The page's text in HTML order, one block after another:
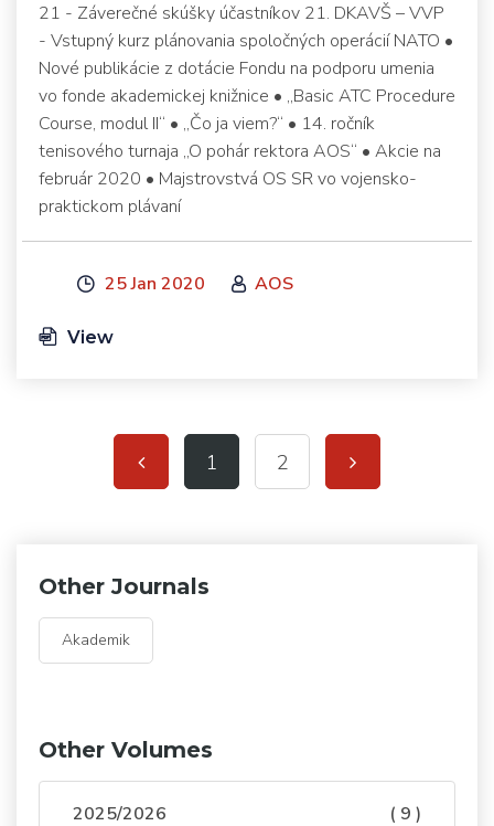
21 - Záverečné skúšky účastníkov 21. DKAVŠ – VVP
- Vstupný kurz plánovania spoločných operácií NATO •
Nové publikácie z dotácie Fondu na podporu umenia
vo fonde akademickej knižnice • „Basic ATC Procedure
Course, modul II“ • „Čo ja viem?“ • 14. ročník
tenisového turnaja „O pohár rektora AOS“ • Akcie na
február 2020 • Majstrovstvá OS SR vo vojensko-
praktickom plávaní
25 Jan 2020 AOS
View
1 2
Other Journals
Akademik
Other Volumes
2025/2026 ( 9 )